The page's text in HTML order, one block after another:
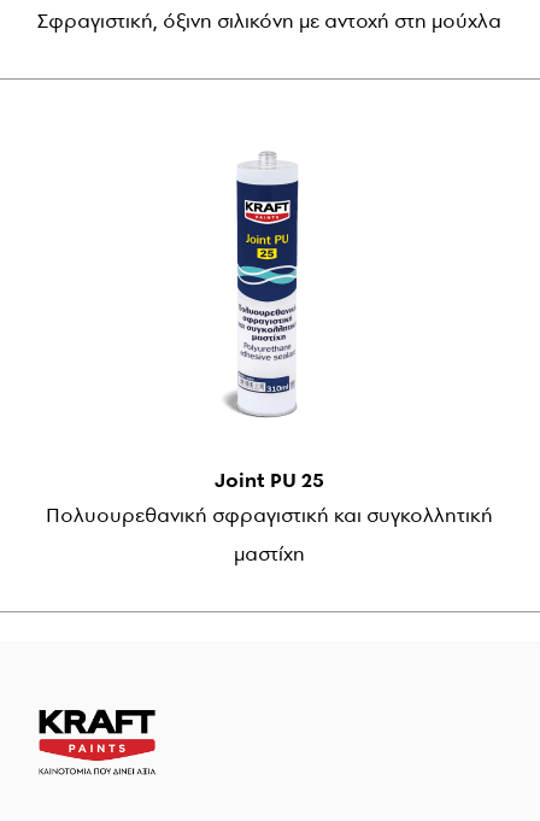
Σφραγιστική, όξινη σιλικόνη με αντοχή στη μούχλα
Joint PU 25
Πολυουρεθανική σφραγιστική και συγκολλητική
μαστίχη